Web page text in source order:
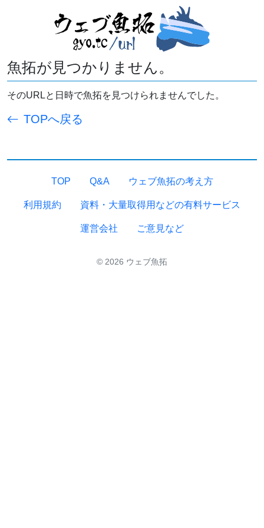
魚拓が見つかりません。
そのURLと日時で魚拓を見つけられませんでした。
TOPへ戻る
TOP Q&A ウェブ魚拓の考え方
利用規約 資料・大量取得用などの有料サービス
運営会社 ご意見など
© 2026 ウェブ魚拓